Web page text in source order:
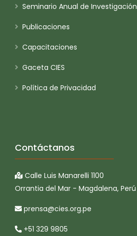
Seminario Anual de Investigación
Publicaciones
Capacitaciones
Gaceta CIES
Política de Privacidad
Contáctanos
Calle Luis Manarelli 1100
Orrantia del Mar - Magdalena, Perú
prensa@cies.org.pe
+51 329 9805